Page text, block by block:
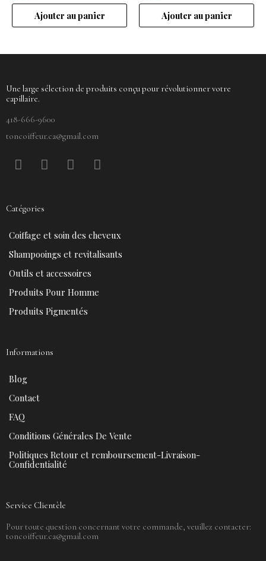
Ajouter au panier Ajouter au panier
Une large sélection de produits conçu pour révolutionner votre
capillaire.
418-666-9600
toncoiffeur.ca@gmail.com
F
a
b
o
o
k
P
i
e
e
s
t
Y
o
b
e
I
n
r
a
Catégories
Coiffage et soin des cheveux
Shampooings et revitalisants
Outils et accessoires
Produits Pour Homme
Produits Pigmentés
Informations
Blog
Contact
FAQ
Conditions Générales De Vente
Politiques Retour et remboursement-Livraison-
Confidentialité
Service Clientèle
Pour toute question concernant votre commande, veuillez contacter:
toncoiffeur.ca@gmail.com